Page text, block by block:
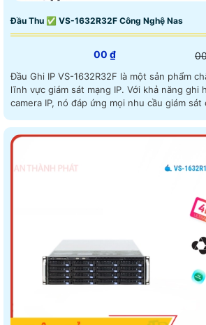
Đầu Thu ✅ VS-1632R32F Công Nghệ Nas
00 ₫
Đầu Ghi IP VS-1632R32F là một sản phẩm
lĩnh vực giám sát mạng IP. Với khả năng ghi hình đồng thời đến 32
camera IP, nó đáp ứng mọi nhu cầu giám sát